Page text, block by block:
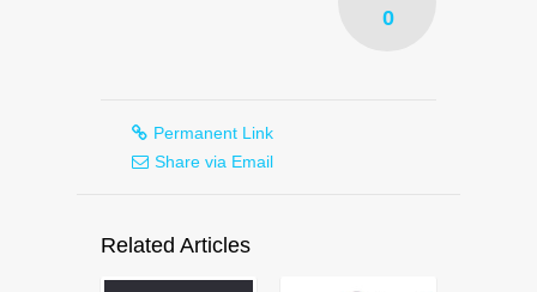
0
Permanent Link
Share via Email
Related Articles